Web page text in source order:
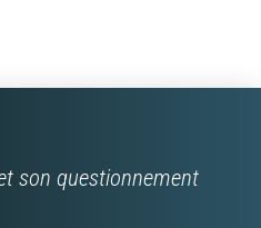
son questionnement